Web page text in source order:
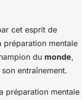
cet esprit de
préparation mentale
du monde,
entraînement.
préparation mentale